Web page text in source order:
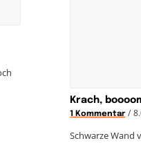
Krach,
1 Kommentar /
Schwarze Wand